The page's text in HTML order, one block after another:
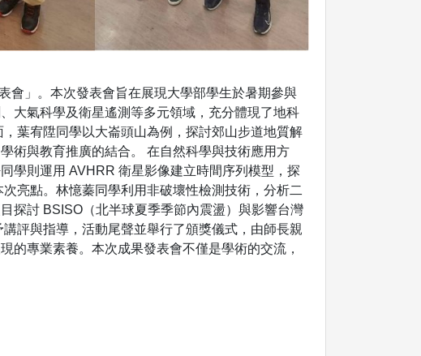
會」。本次發表會旨在展現大學部學生於暑期參與
大氣科學及衛星遙測等多元領域，充分體現了地科
葉宥陞同學以大崙頭山為例，探討郊山步道地質解
術與教育推廣的結合。 在自然科學與技術應用方
學則運用 AVHRR 衛星影像建立時間序列模型，探
亮點。林憶蓁同學利用非破壞性檢測技術，分析二
探討 BSISO（北半球夏季季節內震盪）與影響台灣
評與指導，活動尾聲並舉行了頒獎儀式，由師長親
的專業素養。本次成果發表會不僅是學術的交流，